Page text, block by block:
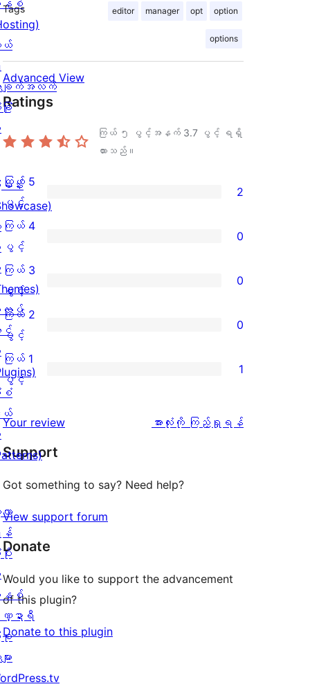
Tags editor manager opt option
options
Advanced View
Ratings
ကြယ် ၅ ပွင့်အနက် 3.7 ပွင့် ရရှိ
ထားသည်။
ကြယ်
5
ပွင့်
အဆင့်
သုံးသပ်
ချက်
2
ကြယ် 5
ပွင့်
2
ကြယ်
4
ပွင့်
အဆင့်
သုံးသပ်
0
စောင်
ကြယ် 4
ပွင့်
0
ကြယ်
3
ပွင့်
အဆင့်
သုံးသပ်
ချက်
0
ကြယ် 3
ပွင့်
0
ကြယ်
2
ပွင့်
အဆင့်
သုံးသပ်
0
စောင်
ကြယ် 2
ပွင့်
0
ကြယ်
1
ပွင့်
သုံးသပ်
ချက်
စောင်
ကြယ် 1
ပွင့်
1
Your review
သုံးသပ်
အားလုံးကို ကြည့်ရှုရန်
Support
Got something to say? Need help?
View support forum
Donate
Would you like to support the advancement
of this plugin?
Donate to this plugin
နစ်
ယ်
ချက်အလက်
ြုံ
ခန်း
လပ်
င်
စံ
ယ်
ာ
န်
း
နစ်
ဏ္ဍာရီ
စု
ား